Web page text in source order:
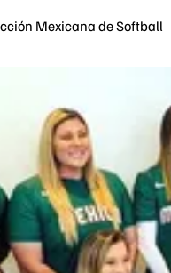
Mexicana de Softball